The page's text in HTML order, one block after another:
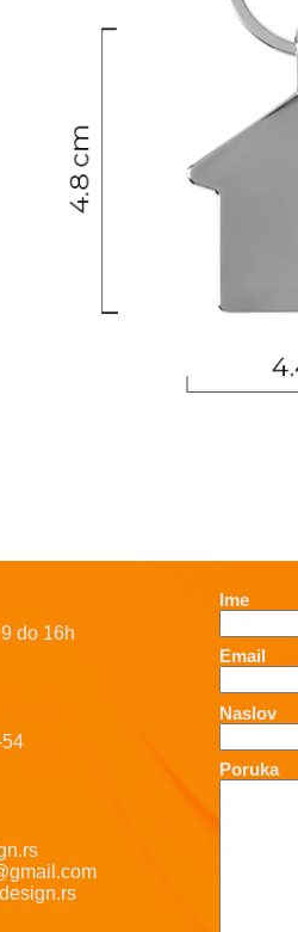
do 16h
Ime
Email
Naslov
Poruka